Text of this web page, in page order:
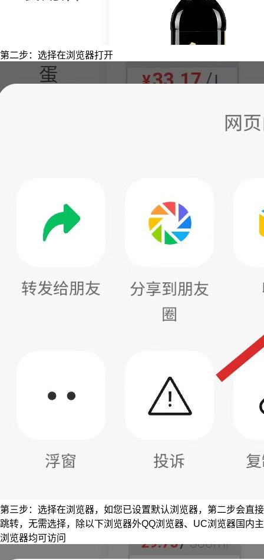
第二步：选择在浏览器打开
第三步：选择在浏览器，如您已设置默认浏览器，第二步会直接
跳转，无需选择，除以下浏览器外QQ浏览器、UC浏览器国内主
浏览器均可访问